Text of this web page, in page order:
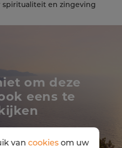
spiritualiteit en zingeving
om deze
eens te
van cookiesom uw